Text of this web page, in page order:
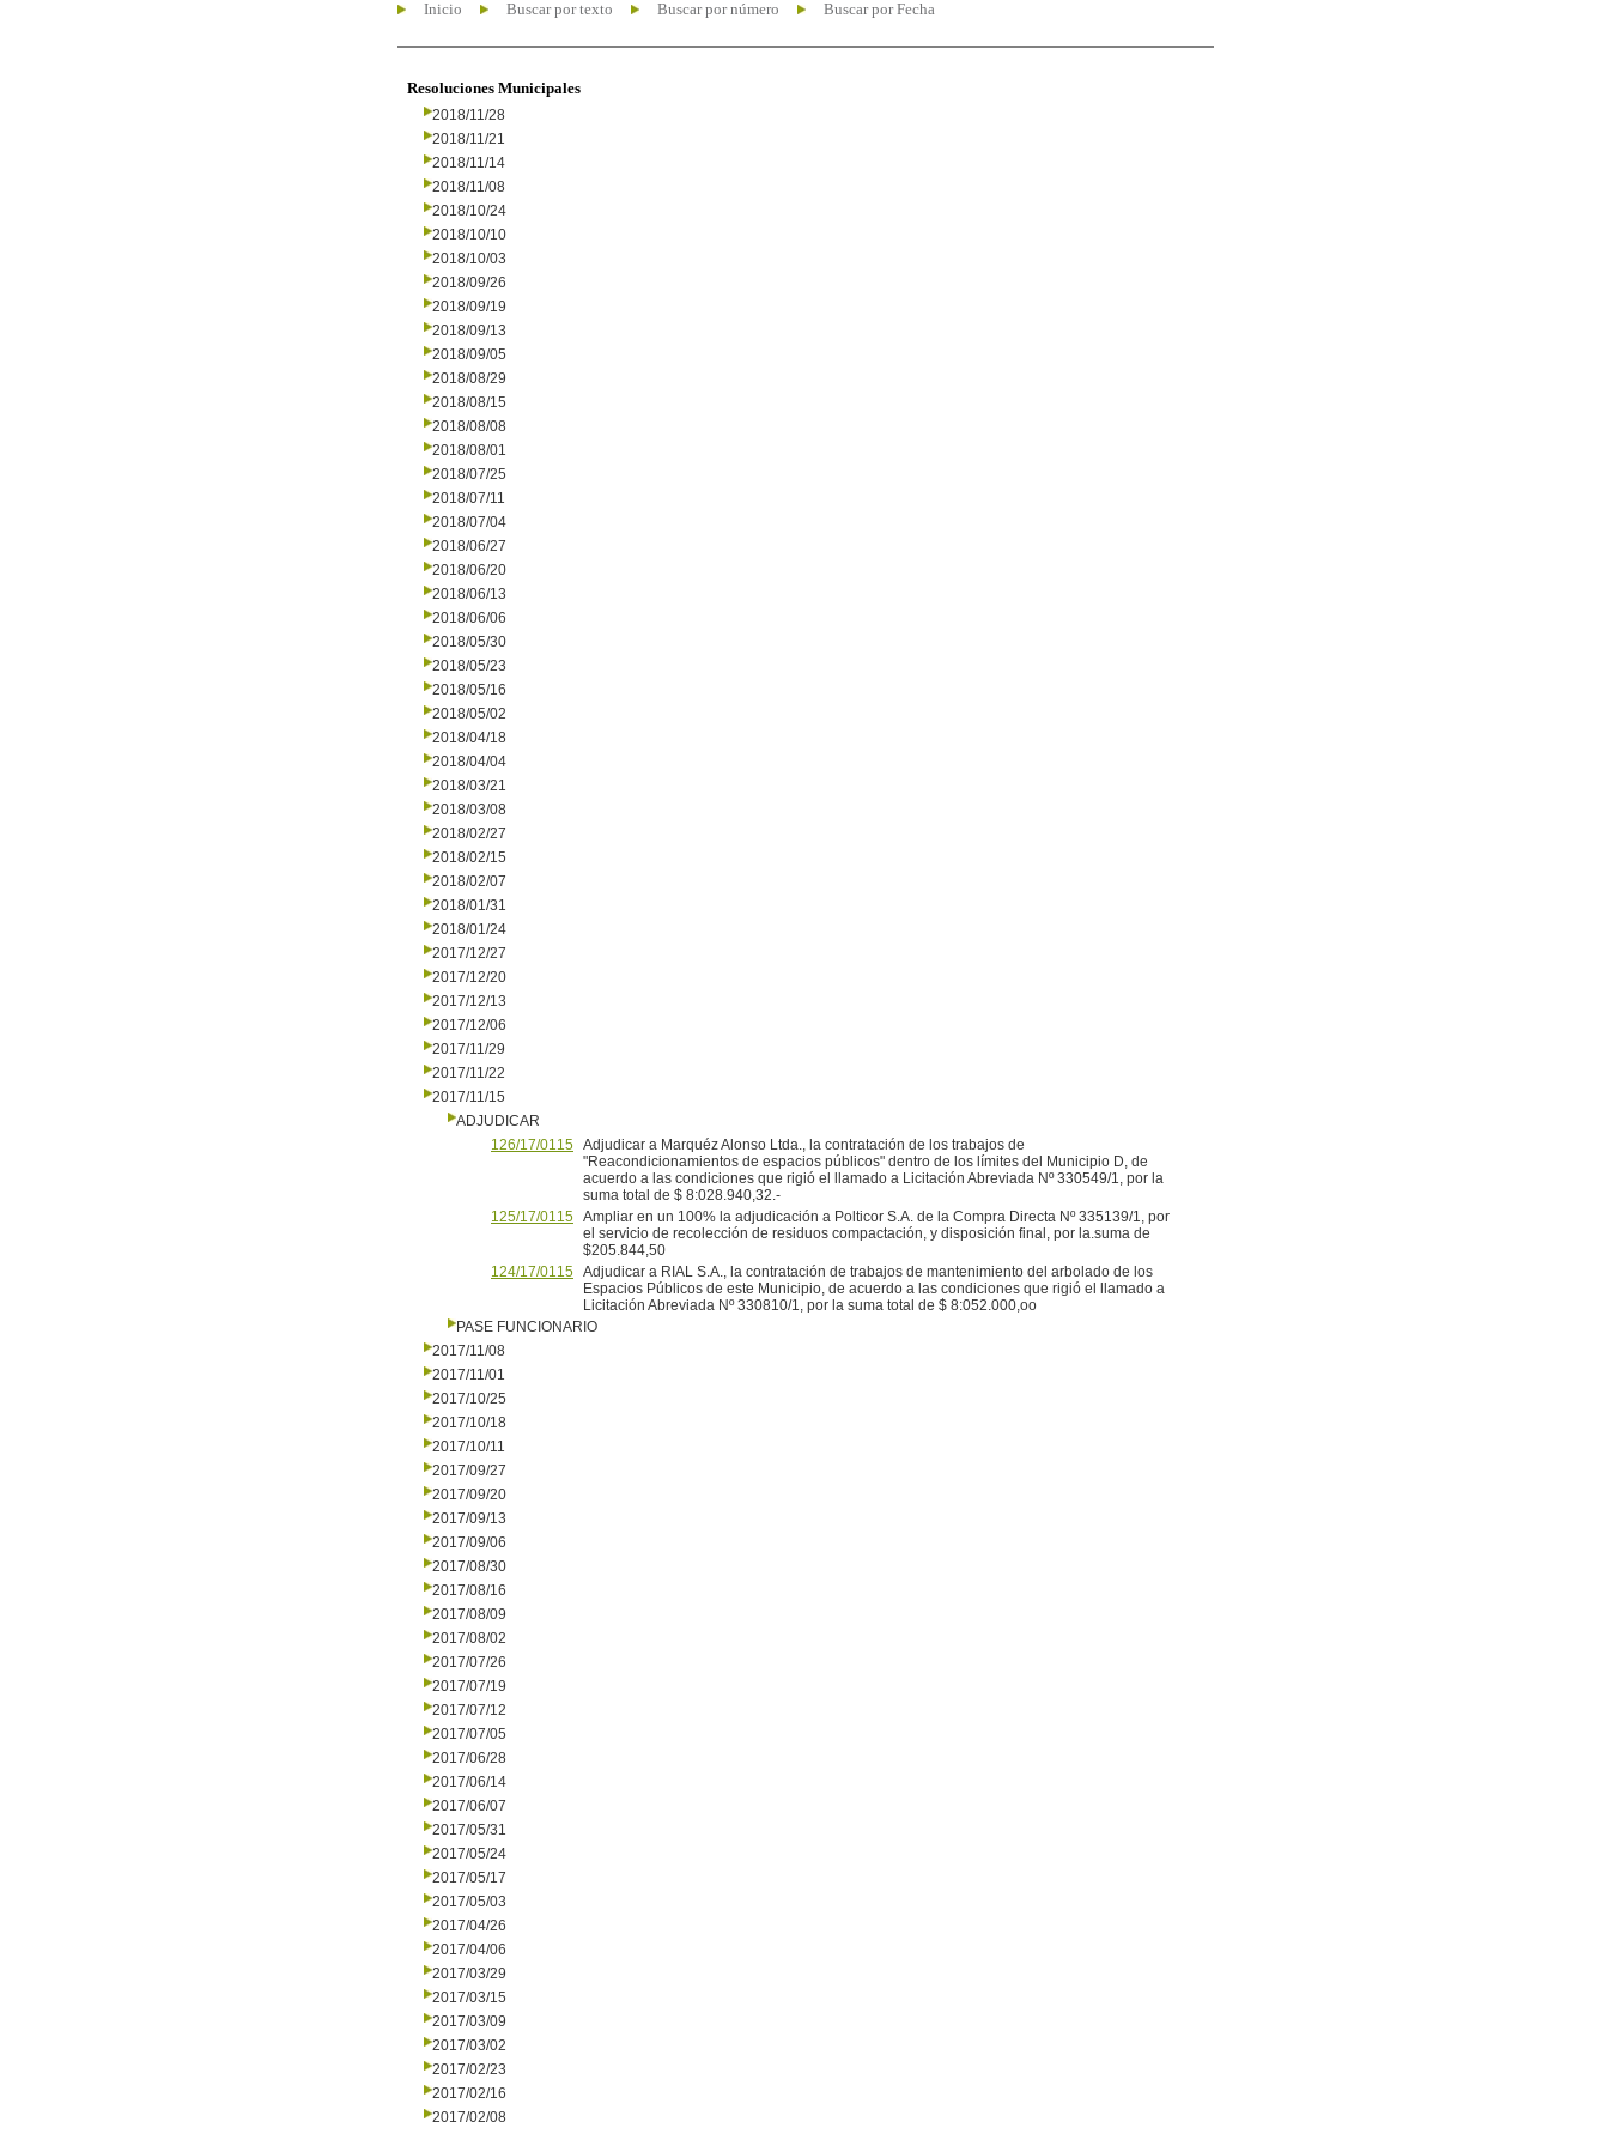
Inicio Buscar por texto Buscar por número Buscar por Fecha
Resoluciones Municipales
2018/11/28
2018/11/21
2018/11/14
2018/11/08
2018/10/24
2018/10/10
2018/10/03
2018/09/26
2018/09/19
2018/09/13
2018/09/05
2018/08/29
2018/08/15
2018/08/08
2018/08/01
2018/07/25
2018/07/11
2018/07/04
2018/06/27
2018/06/20
2018/06/13
2018/06/06
2018/05/30
2018/05/23
2018/05/16
2018/05/02
2018/04/18
2018/04/04
2018/03/21
2018/03/08
2018/02/27
2018/02/15
2018/02/07
2018/01/31
2018/01/24
2017/12/27
2017/12/20
2017/12/13
2017/12/06
2017/11/29
2017/11/22
2017/11/15
ADJUDICAR
126/17/0115 Adjudicar a Marquéz Alonso Ltda., la contratación de los trabajos de
"Reacondicionamientos de espacios públicos" dentro de los límites del Municipio D, de
acuerdo a las condiciones que rigió el llamado a Licitación Abreviada Nº 330549/1, por la
suma total de $ 8:028.940,32.-
125/17/0115 Ampliar en un 100% la adjudicación a Polticor S.A. de la Compra Directa Nº 335139/1, por
el servicio de recolección de residuos compactación, y disposición final, por la.suma de
$205.844,50
124/17/0115 Adjudicar a RIAL S.A., la contratación de trabajos de mantenimiento del arbolado de los
Espacios Públicos de este Municipio, de acuerdo a las condiciones que rigió el llamado a
Licitación Abreviada Nº 330810/1, por la suma total de $ 8:052.000,oo
PASE FUNCIONARIO
2017/11/08
2017/11/01
2017/10/25
2017/10/18
2017/10/11
2017/09/27
2017/09/20
2017/09/13
2017/09/06
2017/08/30
2017/08/16
2017/08/09
2017/08/02
2017/07/26
2017/07/19
2017/07/12
2017/07/05
2017/06/28
2017/06/14
2017/06/07
2017/05/31
2017/05/24
2017/05/17
2017/05/03
2017/04/26
2017/04/06
2017/03/29
2017/03/15
2017/03/09
2017/03/02
2017/02/23
2017/02/16
2017/02/08